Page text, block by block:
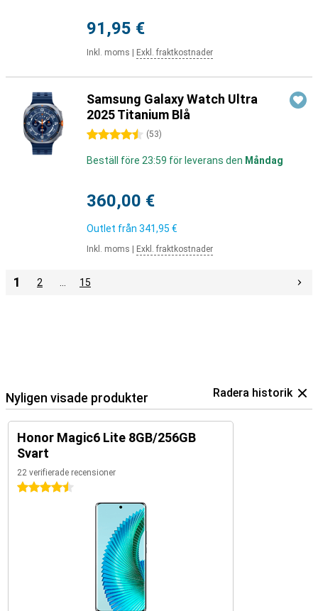
91,95 €
Inkl. moms Exkl. fraktkostnader
Samsung Galaxy Watch Ultra
2025 Titanium Blå
4.5 stjärnor (53)
Beställ före 23:59 för leverans den Måndag
360,00 €
Outlet från 341,95 €
Inkl. moms Exkl. fraktkostnader
1 2 15
Nyligen visade produkter Radera historik
Honor Magic6 Lite 8GB/256GB
Svart
22 verifierade recensioner
4.5 stjärnor